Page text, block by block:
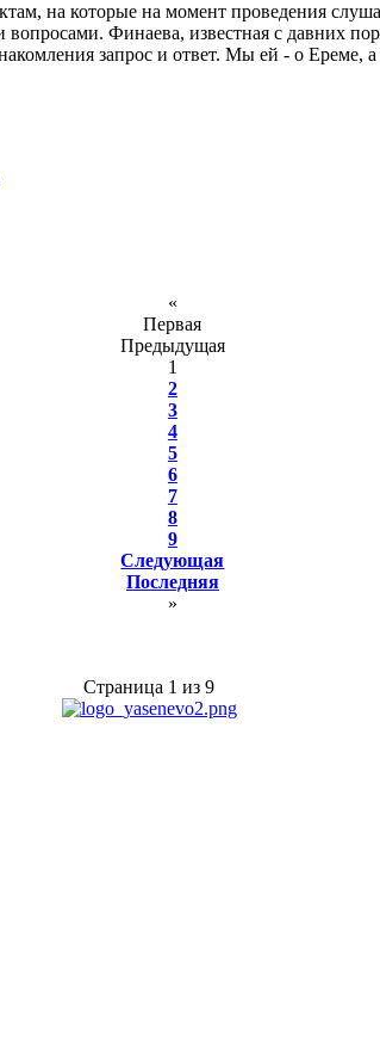
на которые на момент проведения
Финаева, известная с давних
запрос и ответ. Мы ей - о Ереме,
«
Первая
Предыдущая
1
2
3
4
5
6
7
8
9
Следующая
Последняя
»
Страница 1 из 9